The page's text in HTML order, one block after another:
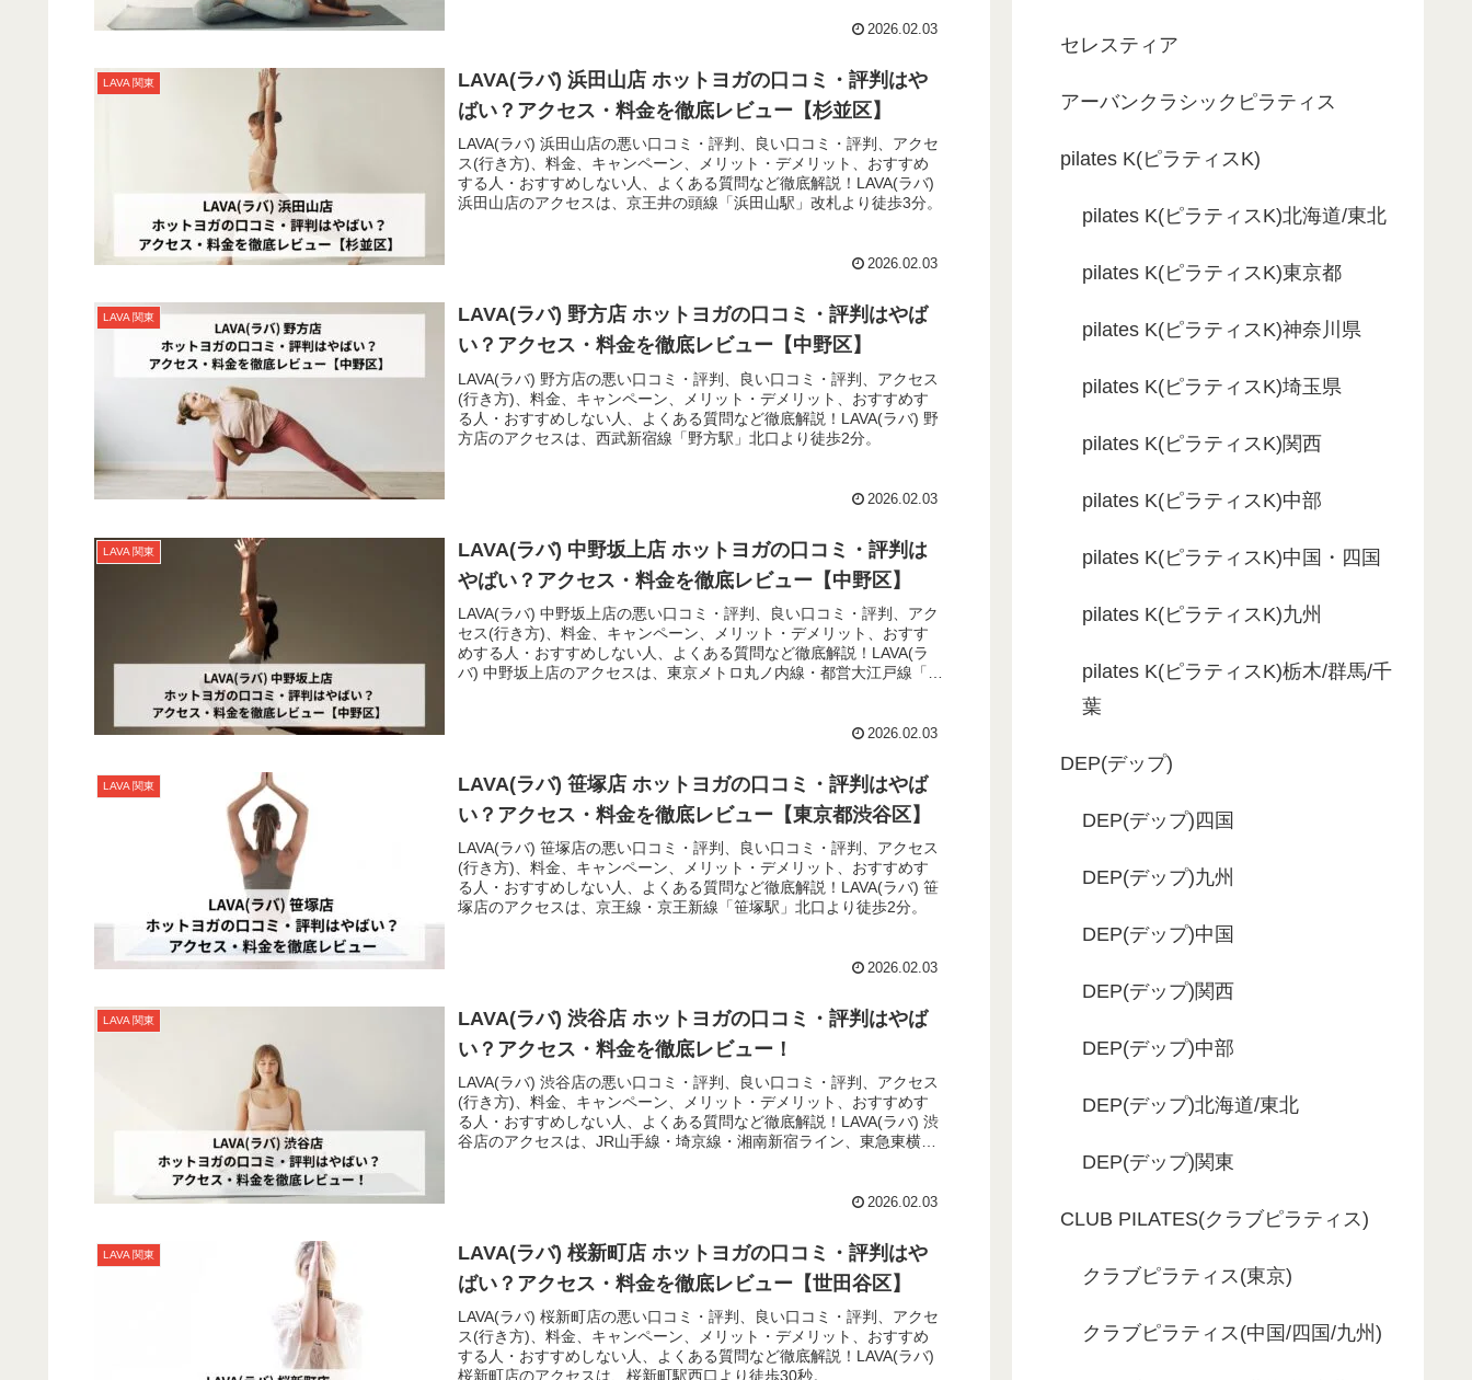
2026.02.03
LAVA 関東
LAVA(ラバ) 浜田山店 ホットヨガの口コミ・評判はや
ばい？アクセス・料金を徹底レビュー【杉並区】
LAVA(ラバ) 浜田山店の悪い口コミ・評判、良い口コミ・評判、アクセ
ス(行き方)、料金、キャンペーン、メリット・デメリット、おすすめ
する人・おすすめしない人、よくある質問など徹底解説！LAVA(ラバ)
浜田山店のアクセスは、京王井の頭線「浜田山駅」改札より徒歩3分。
2026.02.03
LAVA 関東
LAVA(ラバ) 野方店 ホットヨガの口コミ・評判はやば
い？アクセス・料金を徹底レビュー【中野区】
LAVA(ラバ) 野方店の悪い口コミ・評判、良い口コミ・評判、アクセス
(行き方)、料金、キャンペーン、メリット・デメリット、おすすめす
る人・おすすめしない人、よくある質問など徹底解説！LAVA(ラバ) 野
方店のアクセスは、西武新宿線「野方駅」北口より徒歩2分。
2026.02.03
LAVA 関東
LAVA(ラバ) 中野坂上店 ホットヨガの口コミ・評判は
やばい？アクセス・料金を徹底レビュー【中野区】
LAVA(ラバ) 中野坂上店の悪い口コミ・評判、良い口コミ・評判、アク
セス(行き方)、料金、キャンペーン、メリット・デメリット、おすす
めする人・おすすめしない人、よくある質問など徹底解説！LAVA(ラ
バ) 中野坂上店のアクセスは、東京メトロ丸ノ内線・都営大江戸線「中
2026.02.03
LAVA 関東
LAVA(ラバ) 笹塚店 ホットヨガの口コミ・評判はやば
い？アクセス・料金を徹底レビュー【東京都渋谷区】
LAVA(ラバ) 笹塚店の悪い口コミ・評判、良い口コミ・評判、アクセス
(行き方)、料金、キャンペーン、メリット・デメリット、おすすめす
る人・おすすめしない人、よくある質問など徹底解説！LAVA(ラバ) 笹
塚店のアクセスは、京王線・京王新線「笹塚駅」北口より徒歩2分。
2026.02.03
LAVA 関東
LAVA(ラバ) 渋谷店 ホットヨガの口コミ・評判はやば
い？アクセス・料金を徹底レビュー！
LAVA(ラバ) 渋谷店の悪い口コミ・評判、良い口コミ・評判、アクセス
(行き方)、料金、キャンペーン、メリット・デメリット、おすすめす
る人・おすすめしない人、よくある質問など徹底解説！LAVA(ラバ) 渋
谷店のアクセスは、JR山手線・埼京線・湘南新宿ライン、東急東横
2026.02.03
LAVA 関東
LAVA(ラバ) 桜新町店 ホットヨガの口コミ・評判はや
ばい？アクセス・料金を徹底レビュー【世田谷区】
LAVA(ラバ) 桜新町店の悪い口コミ・評判、良い口コミ・評判、アクセ
ス(行き方)、料金、キャンペーン、メリット・デメリット、おすすめ
する人・おすすめしない人、よくある質問など徹底解説！LAVA(ラバ)
桜新町店のアクセスは、桜新町駅西口より徒歩30秒。
セレスティア
アーバンクラシックピラティス
pilates K(ピラティスK)
pilates K(ピラティスK)北海道/東北
pilates K(ピラティスK)東京都
pilates K(ピラティスK)神奈川県
pilates K(ピラティスK)埼玉県
pilates K(ピラティスK)関西
pilates K(ピラティスK)中部
pilates K(ピラティスK)中国・四国
pilates K(ピラティスK)九州
pilates K(ピラティスK)栃木/群馬/千
葉
DEP(デップ)
DEP(デップ)四国
DEP(デップ)九州
DEP(デップ)中国
DEP(デップ)関西
DEP(デップ)中部
DEP(デップ)北海道/東北
DEP(デップ)関東
CLUB PILATES(クラブピラティス)
クラブピラティス(東京)
クラブピラティス(中国/四国/九州)